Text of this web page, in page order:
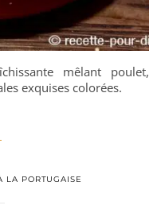
exquises colorées.
LA PORTUGAISE